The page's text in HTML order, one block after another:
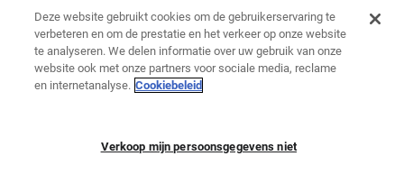
Deze website gebruikt cookies om de gebruikerservaring te
verbeteren en om de prestatie en het verkeer op onze website
te analyseren. We delen informatie over uw gebruik van onze
website ook met onze partners voor sociale media, reclame
en internetanalyse. Cookiebeleid
Verkoop mijn persoonsgegevens niet